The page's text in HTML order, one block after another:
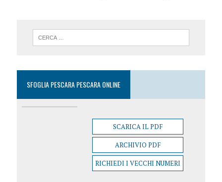
SFOGLIA PESCARA PESCARA ONLINE
SCARICA IL PDF
ARCHIVIO PDF
RICHIEDI I VECCHI NUMERI